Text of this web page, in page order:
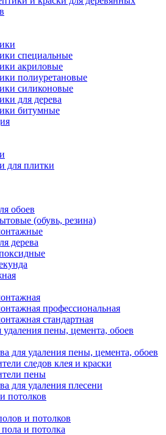
специальные
акриловые
полиуретановые
силиконовые
для дерева
битумные
для плитки
обоев
(обувь, резина)
дерева
профессиональная
стандартная
удаления пены, цемента, обоев
для удаления пены, цемента, обоев
следов клея и краски
пены
для удаления плесени
потолков
и потолков
и потолка